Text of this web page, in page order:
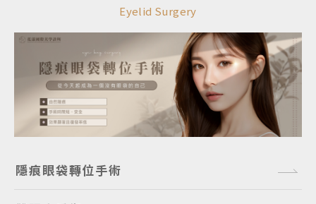
Eyelid Surgery
隱痕眼袋轉位手術